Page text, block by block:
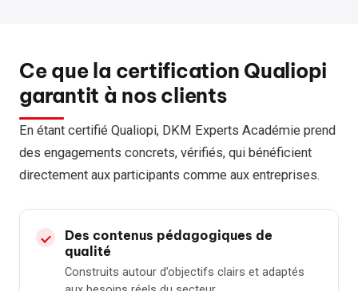
Ce que la certification Qualiopi
garantit à nos clients
En étant certifié Qualiopi, DKM Experts Académie prend
des engagements concrets, vérifiés, qui bénéficient
directement aux participants comme aux entreprises.
Des contenus pédagogiques de
qualité
Construits autour d’objectifs clairs et adaptés